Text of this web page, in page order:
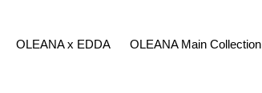
OLEANA x EDDA OLEANA Main Collection